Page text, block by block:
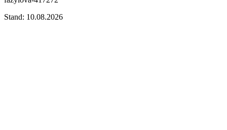
Stand: 10.08.2026